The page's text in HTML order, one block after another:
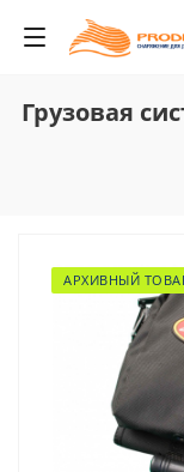
Грузовая
АРХИВНЫЙ